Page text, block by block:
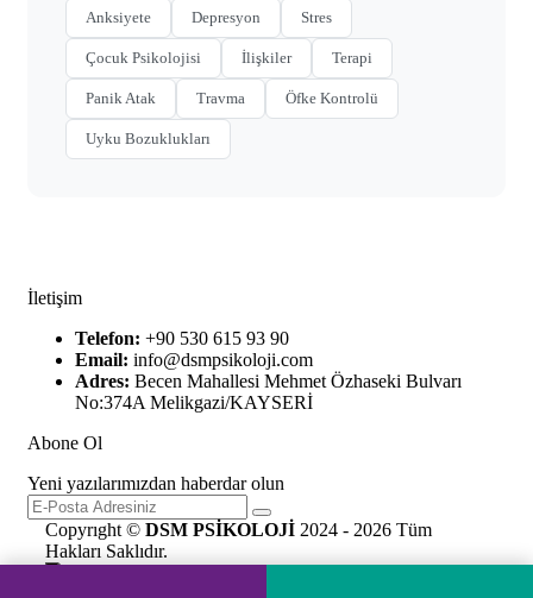
Anksiyete Depresyon Stres
Çocuk Psikolojisi İlişkiler Terapi
Panik Atak Travma Öfke Kontrolü
Uyku Bozuklukları
İletişim
Telefon: +90 530 615 93 90
Email: info@dsmpsikoloji.com
Adres: Becen Mahallesi Mehmet Özhaseki Bulvarı
No:374A Melikgazi/KAYSERİ
Abone Ol
Yeni yazılarımızdan haberdar olun
Copyrıght © DSM PSİKOLOJİ 2024 - 2026 Tüm
Hakları Saklıdır.